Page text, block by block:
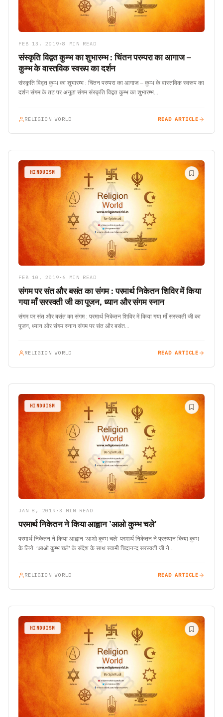
FEB 13, 2019 •8 MIN READ
संस्कृति विद्वत कुम्भ का शुभारम्भ : चिंतन परम्परा का आगाज –
कुम्भ के वास्तविक स्वरूप का दर्शन
संस्कृति विद्वत कुम्भ का शुभारम्भ : चिंतन परम्परा का आगाज – कुम्भ के वास्तविक स्वरूप का
दर्शन संगम के तट पर अनूठा संगम संस्कृति विद्वत कुम्भ का शुभारम्भ…
RELIGION WORLD READ ARTICLE
HINDUISM
FEB 10, 2019 • 6 MIN READ
संगम पर संत और बसंत का संगम : परमार्थ निकेतन शिविर में किया
गया माँ सरस्वती जी का पूजन, ध्यान और संगम स्नान
संगम पर संत और बसंत का संगम : परमार्थ निकेतन शिविर में किया गया माँ सरस्वती जी का
पूजन, ध्यान और संगम स्नान संगम पर संत और बसंत…
RELIGION WORLD READ ARTICLE
HINDUISM
JAN 8, 2019 • 3 MIN READ
परमार्थ निकेतन ने किया आह्वान ’आओ कुम्भ चले’
परमार्थ निकेतन ने किया आह्वान ’आओ कुम्भ चले’ परमार्थ निकेतन ने प्रस्थान किया कुम्भ
के लिये ’आओ कुम्भ चले’ के संदेश के साथ स्वामी चिदानन्द सरस्वती जी ने…
RELIGION WORLD READ ARTICLE
HINDUISM